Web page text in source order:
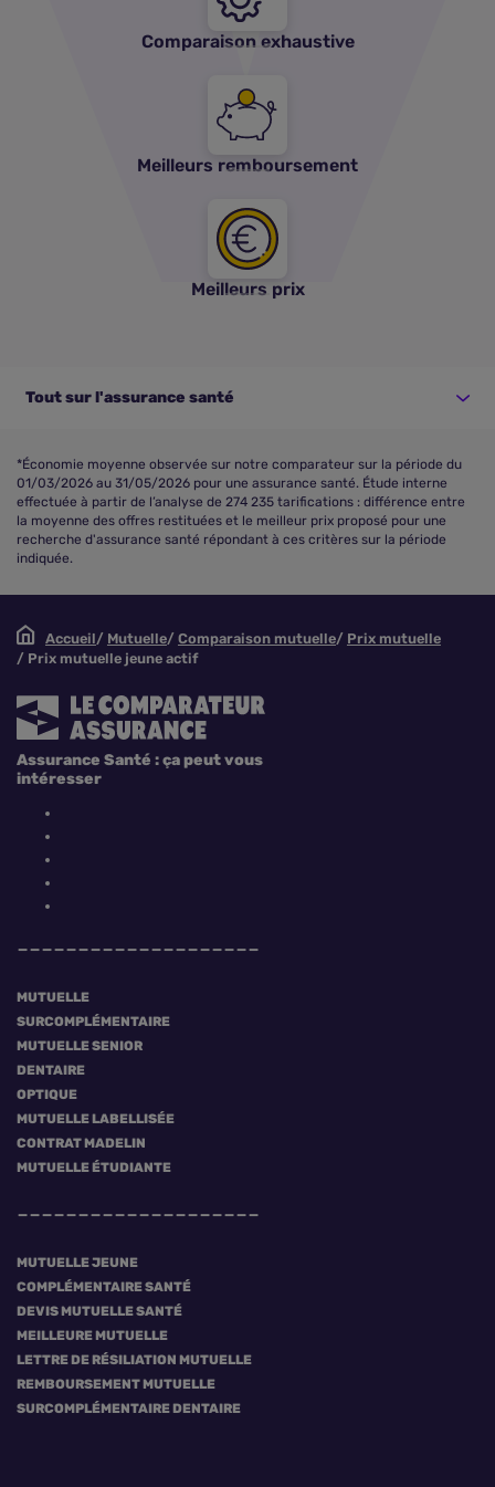
Comparaison exhaustive
Meilleurs remboursement
Meilleurs prix
Tout sur l'assurance santé
*Économie moyenne observée sur notre comparateur sur la période du
01/03/2026 au 31/05/2026 pour une assurance santé. Étude interne
effectuée à partir de l’analyse de 274 235 tarifications : différence entre
la moyenne des offres restituées et le meilleur prix proposé pour une
recherche d'assurance santé répondant à ces critères sur la période
indiquée.
Accueil Mutuelle Comparaison mutuelle
Prix mutuelle
Prix mutuelle jeune actif
MUTUELLE
SURCOMPLÉMENTAIRE
MUTUELLE SENIOR
DENTAIRE
OPTIQUE
MUTUELLE LABELLISÉE
CONTRAT MADELIN
MUTUELLE ÉTUDIANTE
MUTUELLE JEUNE
COMPLÉMENTAIRE SANTÉ
DEVIS MUTUELLE SANTÉ
MEILLEURE MUTUELLE
LETTRE DE RÉSILIATION MUTUELLE
REMBOURSEMENT MUTUELLE
SURCOMPLÉMENTAIRE DENTAIRE
Assurance Santé : ça peut vous
intéresser